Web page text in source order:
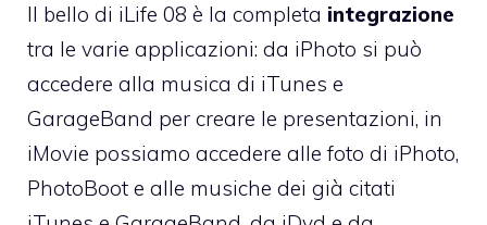
Il bello di iLife 08 è la completa integrazione
tra le varie applicazioni: da iPhoto si può
accedere alla musica di iTunes e
GarageBand per creare le presentazioni, in
iMovie possiamo accedere alle foto di iPhoto,
PhotoBoot e alle musiche dei già citati